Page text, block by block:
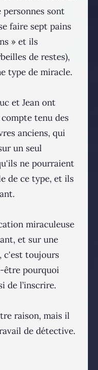
sont
faire sept pains
» et ils
de restes),
type de miracle.
et Jean ont
tenu des
anciens, qui
un seul
ne pourraient
de ce type, et ils
miraculeuse
et sur une
c'est toujours
être pourquoi
de l’inscrire.
raison, mais il
de détective.